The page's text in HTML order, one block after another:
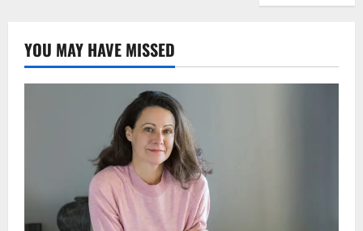
YOU MAY HAVE MISSED